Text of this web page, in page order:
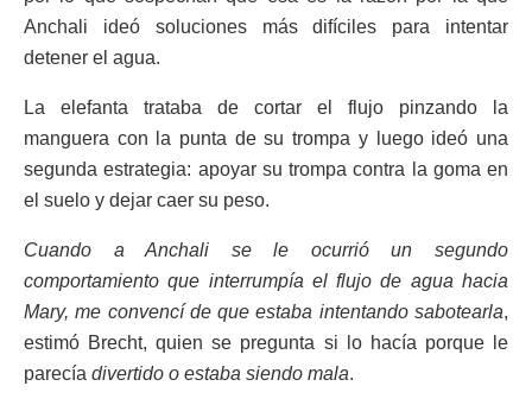
Anchali ideó soluciones más difíciles para intentar
detener el agua.
La elefanta trataba de cortar el flujo pinzando la
manguera con la punta de su trompa y luego ideó una
segunda estrategia: apoyar su trompa contra la goma en
el suelo y dejar caer su peso.
Cuando a Anchali se le ocurrió un segundo
comportamiento que interrumpía el flujo de agua hacia
Mary, me convencí de que estaba intentando sabotearla,
estimó Brecht, quien se pregunta si lo hacía porque le
parecía divertido o estaba siendo mala.